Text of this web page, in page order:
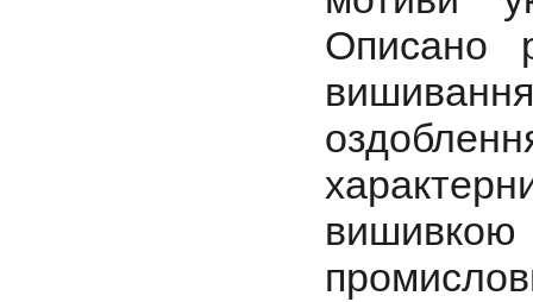
Описано
вишивкою